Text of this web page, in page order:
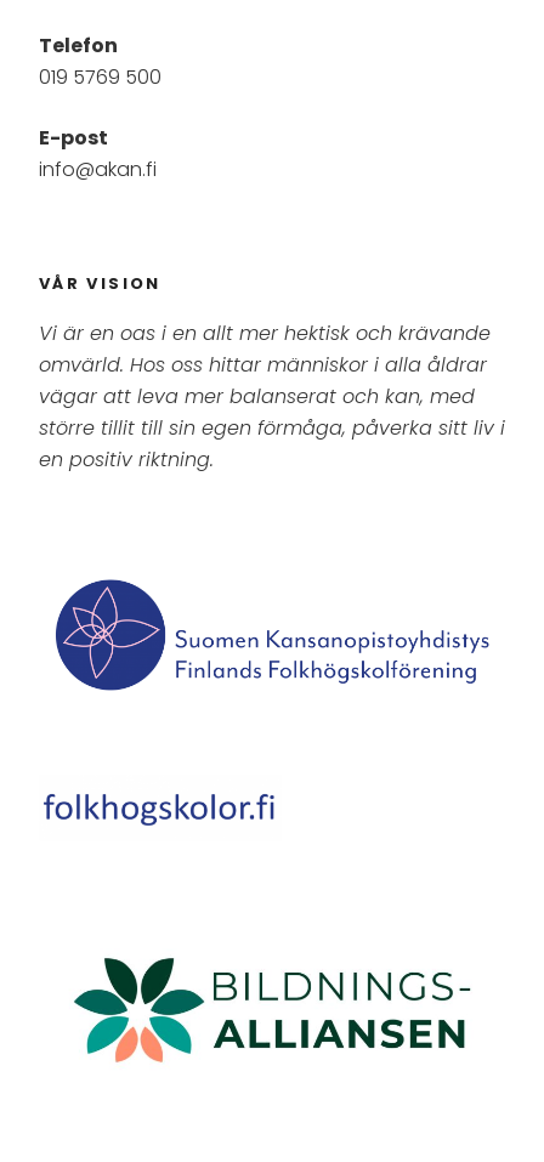
Telefon
019 5769 500
E-post
info@akan.fi
VÅR VISION
Vi är en oas i en allt mer hektisk och krävande
omvärld. Hos oss hittar människor i alla åldrar
vägar att leva mer balanserat och kan, med
större tillit till sin egen förmåga, påverka sitt liv i
en positiv riktning.